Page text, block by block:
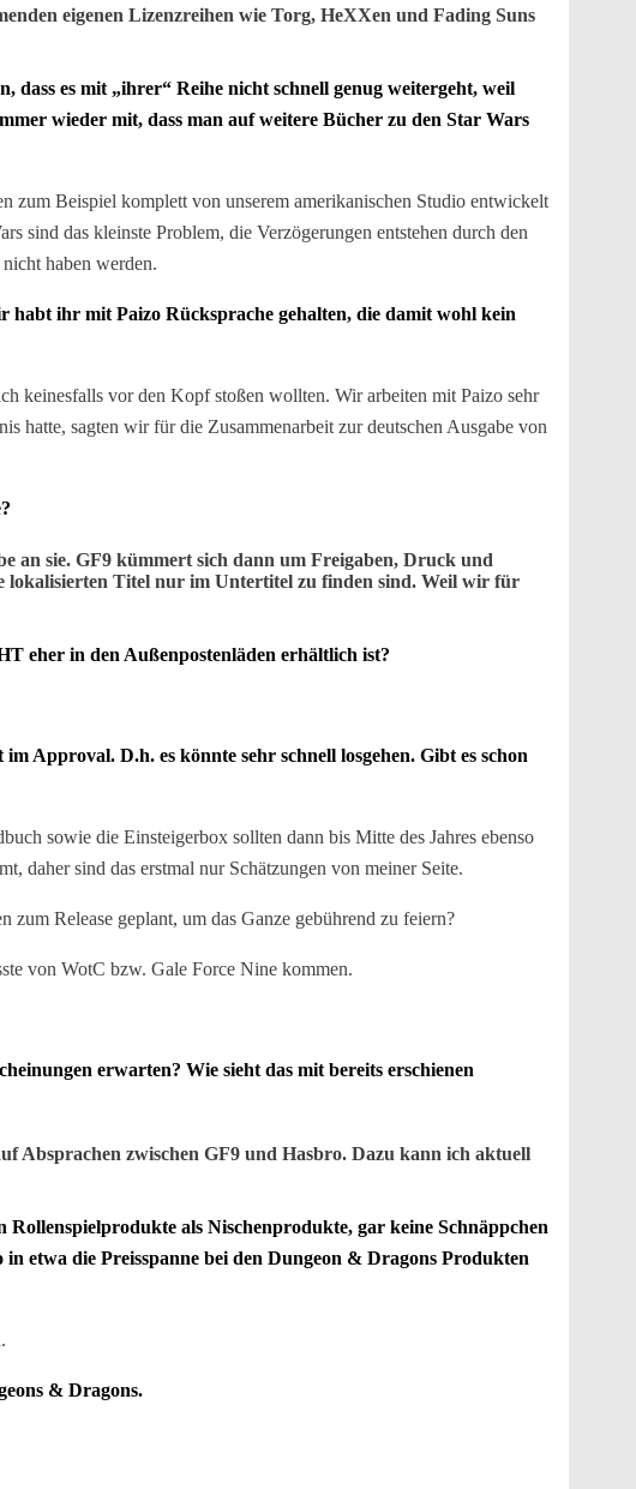
eigenen Lizenzreihen wie Torg, HeXXen und Fading Suns
es mit „ihrer“ Reihe nicht schnell genug weitergeht, weil
wieder mit, dass man auf weitere Bücher zu den Star Wars
zum Beispiel komplett von unserem amerikanischen Studio entwickelt
sind das kleinste Problem, die Verzögerungen entstehen durch den
haben werden.
ihr mit Paizo Rücksprache gehalten, die damit wohl kein
keinesfalls vor den Kopf stoßen wollten. Wir arbeiten mit Paizo sehr
hatte, sagten wir für die Zusammenarbeit zur deutschen Ausgabe von
an sie. GF9 kümmert sich dann um Freigaben, Druck und
lokalisierten Titel nur im Untertitel zu finden sind. Weil wir für
eher in den Außenpostenläden erhältlich ist?
Approval. D.h. es könnte sehr schnell losgehen. Gibt es schon
sowie die Einsteigerbox sollten dann bis Mitte des Jahres ebenso
daher sind das erstmal nur Schätzungen von meiner Seite.
Release geplant, um das Ganze gebührend zu feiern?
von WotC bzw. Gale Force Nine kommen.
erwarten? Wie sieht das mit bereits erschienen
Absprachen zwischen GF9 und Hasbro. Dazu kann ich aktuell
als Nischenprodukte, gar keine Schnäppchen
etwa die Preisspanne bei den Dungeon & Dragons Produkten
& Dragons.